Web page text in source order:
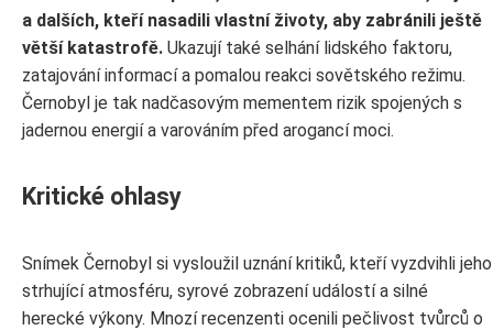
a dalších, kteří nasadili vlastní životy, aby zabránili ještě
větší katastrofě. Ukazují také selhání lidského faktoru,
zatajování informací a pomalou reakci sovětského režimu.
Černobyl je tak nadčasovým mementem rizik spojených s
jadernou energií a varováním před arogancí moci.
Kritické ohlasy
Snímek Černobyl si vysloužil uznání kritiků, kteří vyzdvihli jeho
strhující atmosféru, syrové zobrazení událostí a silné
herecké výkony. Mnozí recenzenti ocenili pečlivost tvůrců o